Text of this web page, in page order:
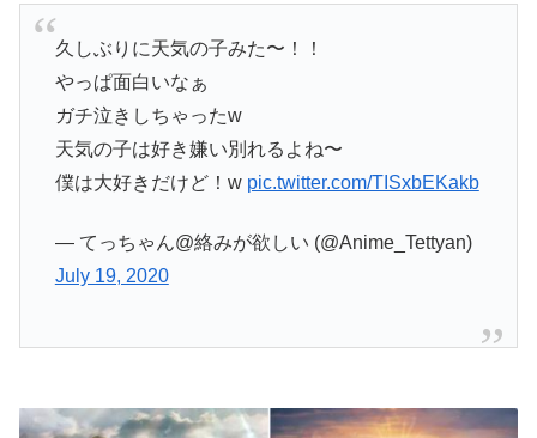
久しぶりに天気の子みた〜！！
やっぱ面白いなぁ
ガチ泣きしちゃったw
天気の子は好き嫌い別れるよね〜
僕は大好きだけど！w pic.twitter.com/TISxbEKakb
— てっちゃん@絡みが欲しい (@Anime_Tettyan)
July 19, 2020